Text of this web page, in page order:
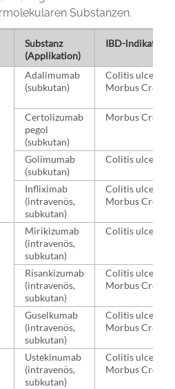
Substanzen.
Substanz
(Applikation)
IBD-⁠lndikation
Adalimumab
(subkutan)
Colitis ulcerosa
Morbus Crohn
Certolizumab
pegol
(subkutan)
Morbus Crohn
Golimumab
(subkutan)
Colitis ulcerosa
Infliximab
(intravenös,
subkutan)
Colitis ulcerosa
Morbus Crohn
Mirikizumab
(intravenös,
subkutan)
Colitis ulcerosa
Risankizumab
(intravenös,
subkutan)
Colitis ulcerosa
Morbus Crohn
Guselkumab
(intravenös,
subkutan)
Colitis ulcerosa
Morbus Crohn
Ustekinumab
(intravenös,
subkutan)
Colitis ulcerosa
Morbus Crohn